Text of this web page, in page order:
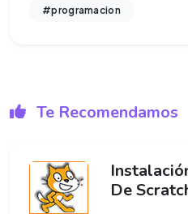
#programacion
Te Recomendamos
De